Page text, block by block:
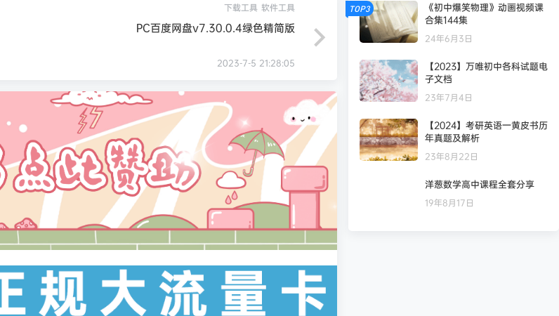
下载工具 软件工具
PC百度网盘v7.30.0.4绿色精简版
2023-7-5 21:28:05
TOP3
《初中爆笑物理》动画视频课
合集144集
24年6月3日
【2023】万唯初中各科试题电
子文档
23年7月4日
【2024】考研英语一黄皮书历
年真题及解析
23年8月22日
洋葱数学高中课程全套分享
19年8月17日
凄 发布圈子 🏅2027版《天星教育•28天预习新高一》（语数英物化）
凄 发布圈子
发布圈子 🏅2027版《经络学霸·5星学霸》（9年级+中考重难点）（数学）（人教）